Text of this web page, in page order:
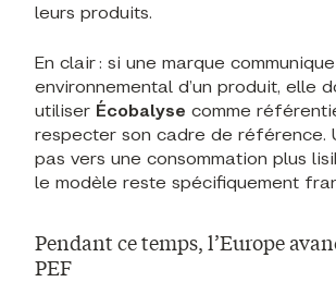
leurs produits.
En clair : si une marque
environnemental d’un produit, elle
utiliser Écobalyse comme
respecter son cadre de référence.
pas vers une consommation plus
le modèle reste spécifiquement
Pendant ce temps, l’Europe
PEF